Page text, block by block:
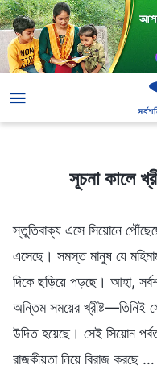
সূচনা কালে
স্তুতিবাক্য এসে সিয়োনে
এসেছে। সমস্ত মানুষ যে
দিকে ছড়িয়ে পড়ছে। আহা,
অন্তিম সময়ের খ্রীষ্ট—তিনিই
উদিত হয়েছে। সেই সিয়োন
রাজকীয়তা নিয়ে বিরাজ করছে …